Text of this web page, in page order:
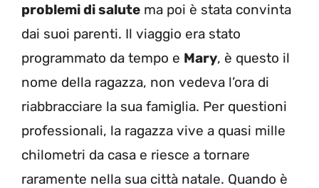
problemi di salute ma poi è stata convinta
dai suoi parenti. Il viaggio era stato
programmato da tempo e Mary, è questo il
nome della ragazza, non vedeva l’ora di
riabbracciare la sua famiglia. Per questioni
professionali, la ragazza vive a quasi mille
chilometri da casa e riesce a tornare
raramente nella sua città natale. Quando è